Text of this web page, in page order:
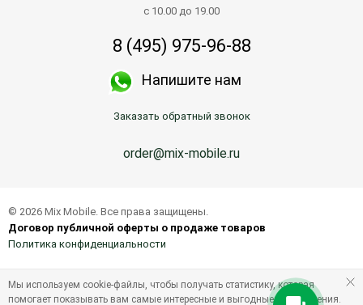
с 10.00 до 19.00
8 (495) 975-96-88
Напишите нам
Заказать обратный звонок
order@mix-mobile.ru
© 2026 Mix Mobile. Все права защищены.
Договор публичной оферты о продаже товаров
Политика конфиденциальности
Мы используем cookie-файлы, чтобы получать статистику, которая
помогает показывать вам самые интересные и выгодные предложения.